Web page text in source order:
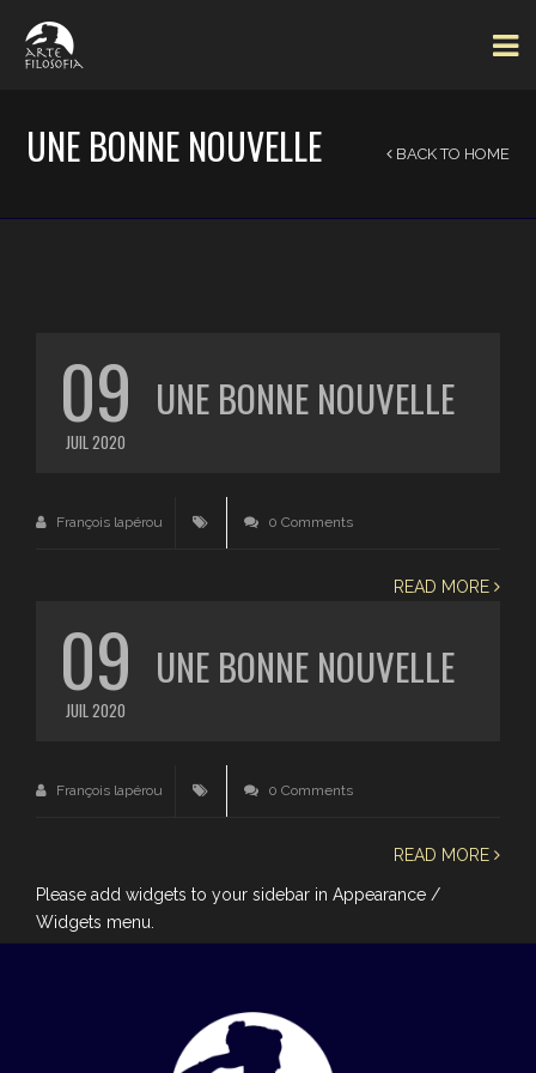
UNE BONNE NOUVELLE BACK TO HOME
09
JUIL 2020
UNE BONNE NOUVELLE
François lapérou 0 Comments
READ MORE
09
JUIL 2020
UNE BONNE NOUVELLE
François lapérou 0 Comments
READ MORE
Please add widgets to your sidebar in Appearance /
Widgets menu.